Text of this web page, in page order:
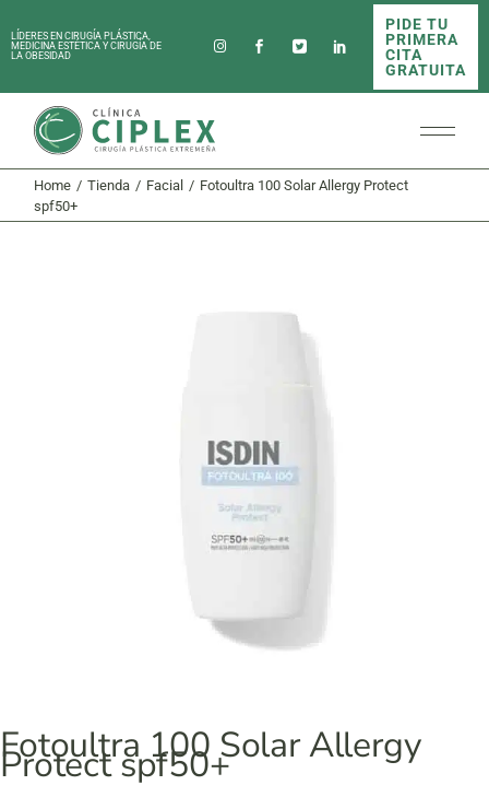
to
theLÍDERES EN CIRUGÍA PLÁSTICA,
MEDICINA ESTÉTICA Y CIRUGÍA DE
LA OBESIDAD
PIDE TU
PRIMERA
CITA
GRATUITA
Home Tienda Facial
Fotoultra 100 Solar Allergy Protect
spf50+
Fotoultra 100 Solar Allergy
Protect spf50+